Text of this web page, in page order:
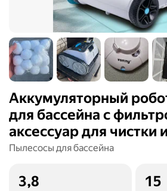
Аккумуляторный
для бассейна с
аксессуар для чистки
бассейном,
Пылесосы для бассейна
3,8 15